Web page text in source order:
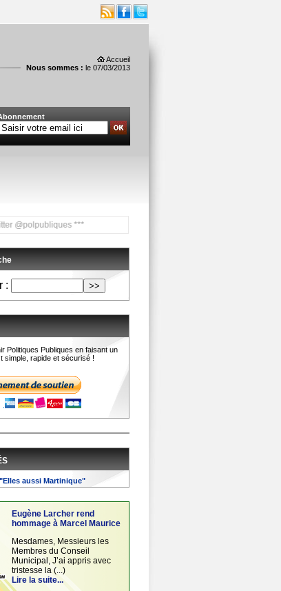
Accueil
Nous sommes : le 07/03/2013
***
:
Politiques Publiques en faisant un
simple, rapide et sécurisé !
aussi Martinique"
Eugène Larcher rend
hommage à Marcel Maurice
Mesdames, Messieurs les
Membres du Conseil
Municipal, J’ai appris avec
tristesse la (...)
Lire la suite...